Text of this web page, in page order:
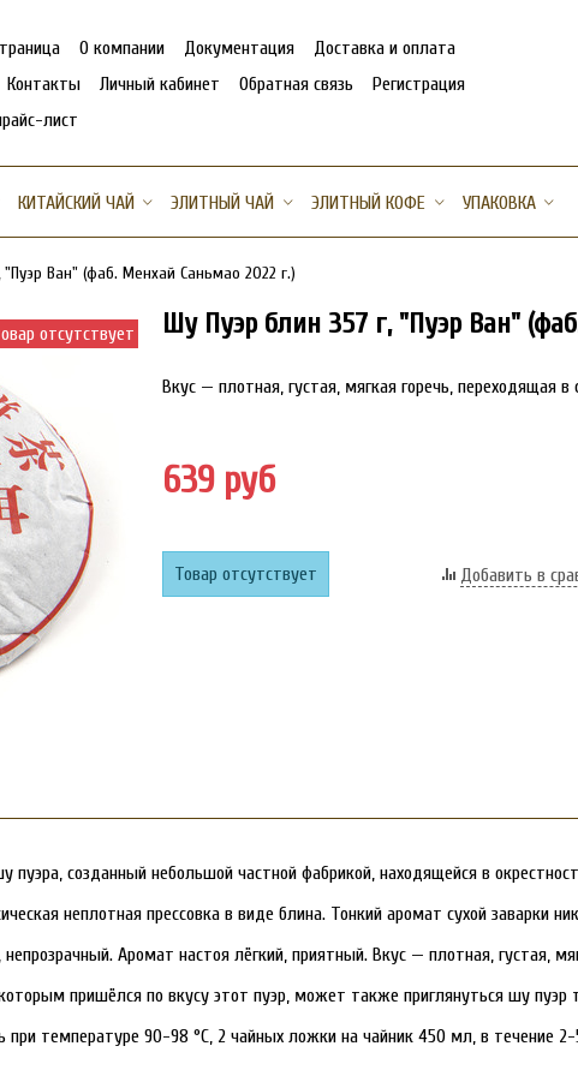
О компании Документация
Доставка и оплата
Контакты Личный кабинет Обратная связь
Регистрация
лист
КИТАЙСКИЙ ЧАЙ ЭЛИТНЫЙ ЧАЙ ЭЛИТНЫЙ КОФЕ УПАКОВКА
"Пуэр Ван" (фаб. Менхай Саньмао 2022 г.)
отсутствует Шу Пуэр блин 357 г, "Пуэр Ван"
Вкус — плотная, густая, мягкая горечь, переходящая в
639 руб
Товар отсутствует Добавить в
пуэра, созданный небольшой частной фабрикой, находящейся в
неплотная прессовка в виде блина. Тонкий аромат сухой заварки
Аромат настоя лёгкий, приятный. Вкус — плотная, густая,
пришёлся по вкусу этот пуэр, может также приглянуться шу пуэр
при температуре 90-98 °C, 2 чайных ложки на чайник 450 мл, в течение